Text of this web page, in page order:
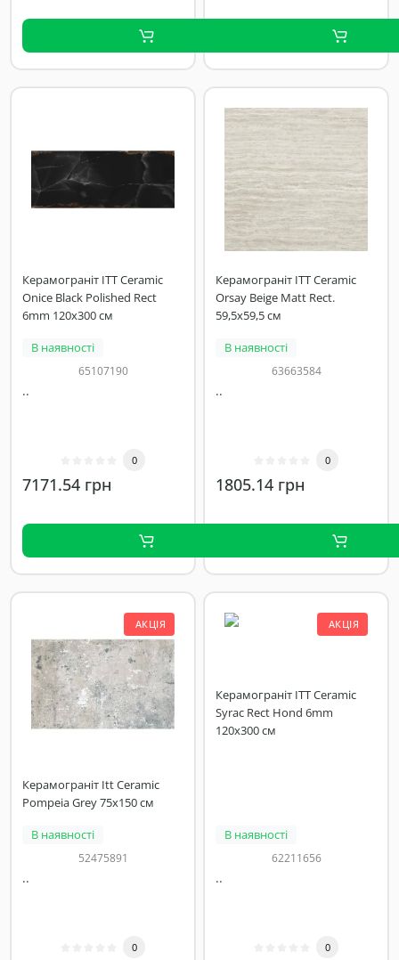
Керамограніт ITT Ceramic
Onice Black Polished Rect
6mm 120x300 см
В наявності
65107190
..
0
7171.54 грн
Керамограніт ITT Ceramic
Orsay Beige Matt Rect.
59,5x59,5 см
В наявності
63663584
..
0
1805.14 грн
АКЦІЯ
Керамограніт Itt Ceramic
Pompeia Grey 75х150 см
В наявності
52475891
..
0
АКЦІЯ
Керамограніт ITT Ceramic
Syrac Rect Hond 6mm
120х300 см
В наявності
62211656
..
0